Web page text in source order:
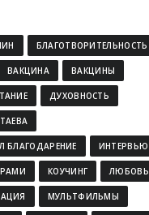
БЛАГОТВОРИТЕЛЬНОСТЬ
ВАКЦИНА ВАКЦИНЫ
ДУХОВНОСТЬ
БЛАГОДАРЕНИЕ ИНТЕРВЬЮ
КОУЧИНГ ЛЮБОВЬ
МУЛЬТФИЛЬМЫ